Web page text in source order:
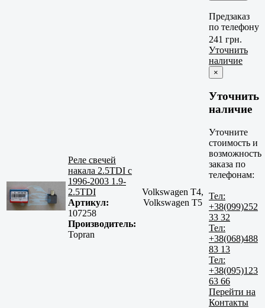
Предзаказ
по телефону
Реле свечей
накала 2.5TDI с
1996-2003 1.9-
2.5TDI
Артикул:
107258
Производитель:
Topran
Volkswagen T4,
Volkswagen T5
241 грн.
Уточнить
наличие
×
Уточнить
наличие
Уточните
стоимость и
возможность
заказа по
телефонам:
Тел:
+38(099)252
33 32
Тел:
+38(068)488
83 13
Тел:
+38(095)123
63 66
Перейти на
Контакты